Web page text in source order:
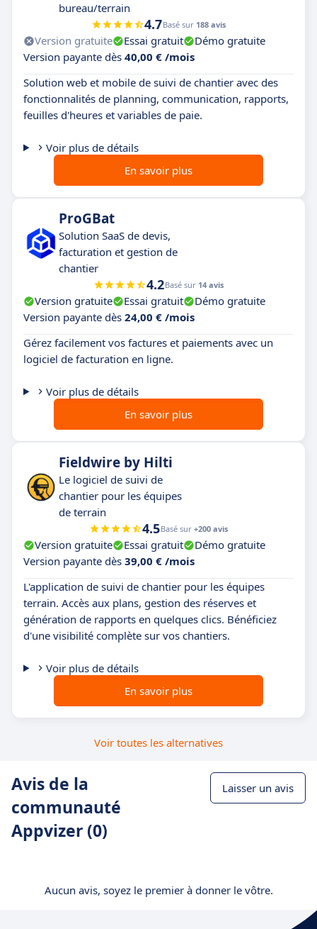
bureau/terrain
4.7Basé sur 188 avis
Version gratuite Essai gratuit
Démo gratuite
Version payante dès 40,00 € /mois
Solution web et mobile de suivi de chantier avec des
fonctionnalités de planning, communication, rapports,
feuilles d'heures et variables de paie.
Voir plus de détails
En savoir plus
ProGBat
Solution SaaS de devis,
facturation et gestion de
chantier
4.2Basé sur 14 avis
Version gratuite Essai gratuit
Démo gratuite
Version payante dès 24,00 € /mois
Gérez facilement vos factures et paiements avec un
logiciel de facturation en ligne.
Voir plus de détails
En savoir plus
Fieldwire by Hilti
Le logiciel de suivi de
chantier pour les équipes
de terrain
4.5Basé sur +200 avis
Version gratuite Essai gratuit
Démo gratuite
Version payante dès 39,00 € /mois
L'application de suivi de chantier pour les équipes
terrain. Accès aux plans, gestion des réserves et
génération de rapports en quelques clics. Bénéficiez
d'une visibilité complète sur vos chantiers.
Voir plus de détails
En savoir plus
Voir toutes les alternatives
Avis de la
communauté
Appvizer (0)
Laisser un avis
Aucun avis, soyez le premier à donner le vôtre.